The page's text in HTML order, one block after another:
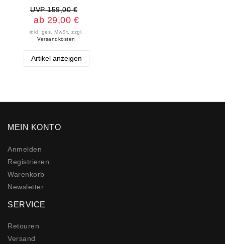
UVP 159,00 €
ab 29,00 €
inkl. ges. MwSt. zzgl.
Versandkosten
Artikel anzeigen
MEIN KONTO
Anmelden
Registrieren
Warenkorb
Newsletter
SERVICE
Retouren
Versand